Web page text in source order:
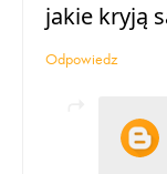
jakie kryją
Odpowiedz